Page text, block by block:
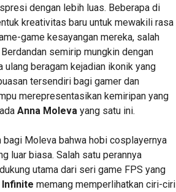
dengan lebih luas. Beberapa di
kreativitas baru untuk mewakili rasa
game kesayangan mereka, salah
semirip mungkin dengan
ulang beragam kejadian ikonik yang
tersendiri bagi gamer dan
merepresentasikan kemiripan yang
Anna Moleva yang satu ini.
Moleva bahwa hobi cosplayernya
luar biasa. Salah satu perannya
utama dari seri game FPS yang
Infinite memang memperlihatkan ciri-ciri